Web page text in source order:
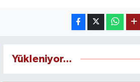
Yükleniyor...